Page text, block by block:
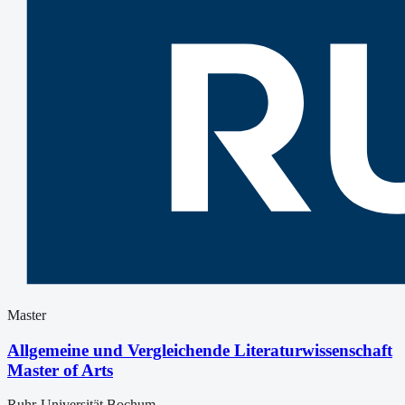
Master
Allgemeine und Vergleichende Literaturwissenschaft
Master of Arts